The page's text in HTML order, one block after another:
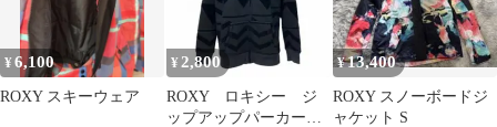
¥6,100
ROXY スキーウェア
¥ 2,800
ROXY ロキシー ジ
ップアップパーカー
¥13,400
ROXY スノーボードジ
ャケット S